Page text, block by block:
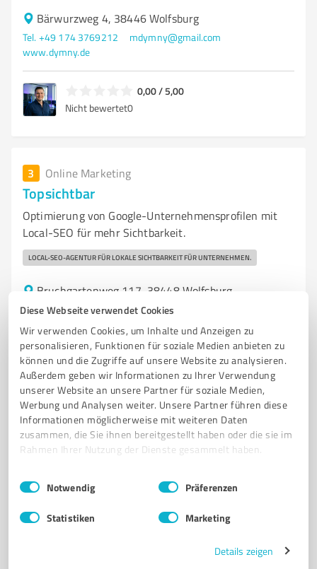
Diese Webseite verwendet Cookies
Wir verwenden Cookies, um Inhalte und Anzeigen zu
personalisieren, Funktionen für soziale Medien anbieten zu
können und die Zugriffe auf unsere Website zu analysieren.
Außerdem geben wir Informationen zu Ihrer Verwendung
unserer Website an unsere Partner für soziale Medien,
Werbung und Analysen weiter. Unsere Partner führen diese
Informationen möglicherweise mit weiteren Daten
zusammen, die Sie ihnen bereitgestellt haben oder die sie im
Rahmen Ihrer Nutzung der Dienste gesammelt haben.
Impressum Datenschutzbestimmungen
Einwilligungsauswahl
Notwendig Präferenzen
Statistiken Marketing
Details zeigen
Bärwurzweg 4, 38446 Wolfsburg
Tel. +49 174 3769212
mdymny@gmail.com
www.dymny.de
0,00 / 5,00
Nicht bewertet0
3 Online Marketing
Topsichtbar
Optimierung von Google-Unternehmensprofilen mit
Local-SEO für mehr Sichtbarkeit.
LOCAL-SEO-AGENTUR FÜR LOKALE SICHTBARKEIT FÜR UNTERNEHMEN.
Bruchgartenweg 117, 38448 Wolfsburg
Tel. +49 5363 9460047
top.sichtbar@gmail.com
topsichtbar.de
0,00 / 5,00
Nicht bewertet0
Sie möchten auch hier gelistet werden?